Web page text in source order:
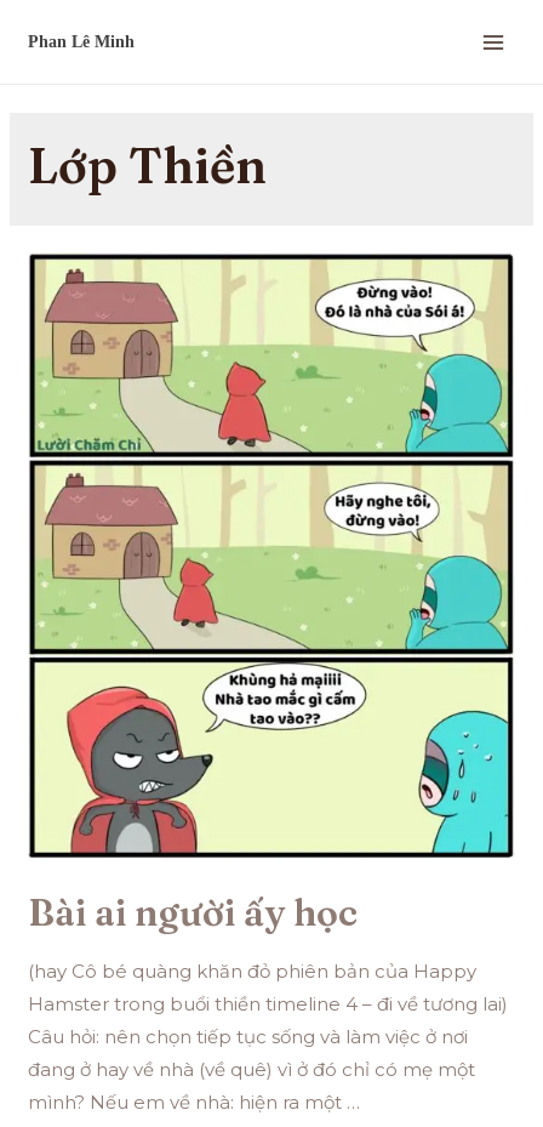
Lớp Thiền
Bài ai người ấy học
(hay Cô bé quàng khăn đỏ phiên bản của Happy
Hamster trong buổi thiền timeline 4 – đi về tương lai)
Câu hỏi: nên chọn tiếp tục sống và làm việc ở nơi
đang ở hay về nhà (về quê) vì ở đó chỉ có mẹ một
mình? Nếu em về nhà: hiện ra một …